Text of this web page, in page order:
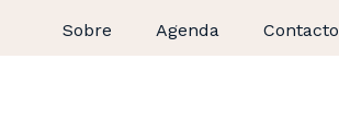
Sobre Agenda Contacto